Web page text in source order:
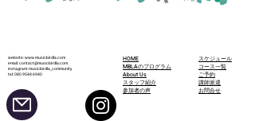
website:www.musicbirdla.com
email:contact@musicbirdla.com
instagram: musicbirdla_community
tel:080 9544 6940
スケジュール
コース一覧
​ご予約
講師派遣
​お問合せ
HOME
MBLAのプログラム
About Us
スタッフ紹介
参加者の声